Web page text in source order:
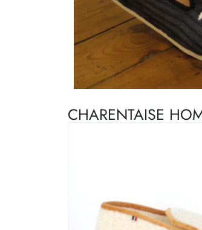
CHARENTAISE